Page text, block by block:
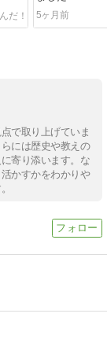
5ヶ月前
で取り上げていま
には歴史や教えの
寄り添います。な
かすかをわかりや